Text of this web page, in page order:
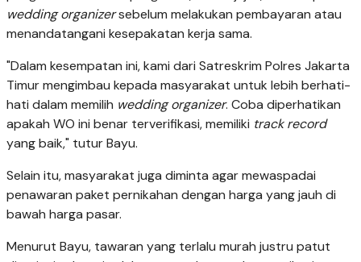
wedding organizersebelum melakukan pembayaran atau
menandatangani kesepakatan kerja sama.
"Dalam kesempatan ini, kami dari Satreskrim Polres Jakarta
Timur mengimbau kepada masyarakat untuk lebih berhati-
hati dalam memilih wedding organizer. Coba diperhatikan
apakah WO ini benar terverifikasi, memiliki track record
yang baik," tutur Bayu.
Selain itu, masyarakat juga diminta agar mewaspadai
penawaran paket pernikahan dengan harga yang jauh di
bawah harga pasar.
Menurut Bayu, tawaran yang terlalu murah justru patut